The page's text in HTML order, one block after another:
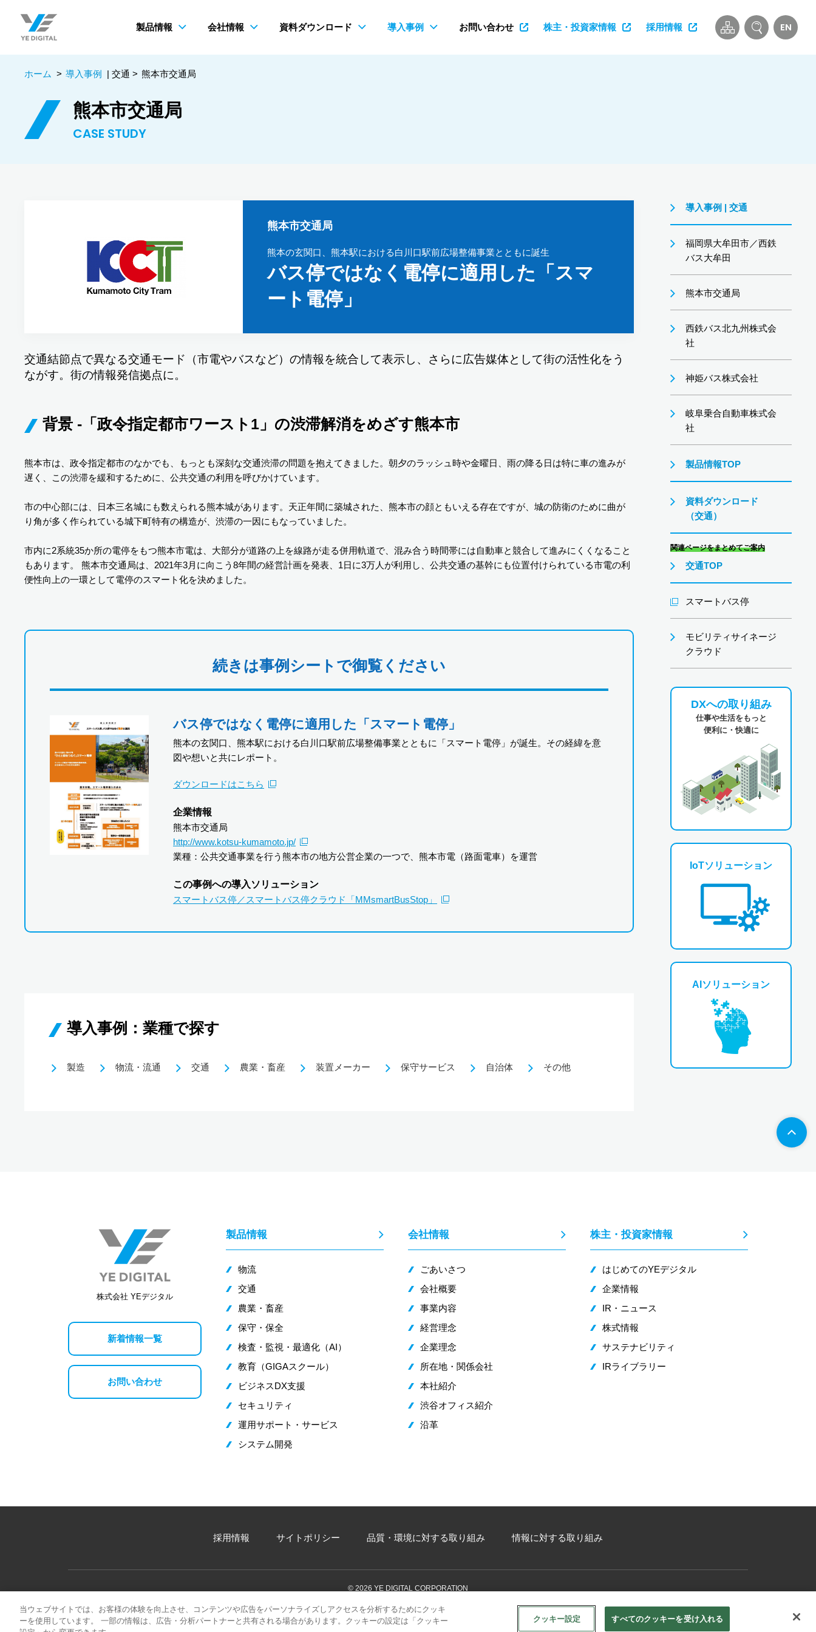
製品情報 会社情報 資料ダウンロード 導入事例 お問い合わせ 株主・投資家情報 採用情報 EN
ホーム > 導入事例 | 交通 > 熊本市交通局
熊本市交通局
CASE STUDY
熊本市交通局
熊本の玄関口、熊本駅における白川口駅前広場整備事業とともに誕生
バス停ではなく電停に適用した「スマ
ート電停」
交通結節点で異なる交通モード（市電やバスなど）の情報を統合して表示し、さらに広告媒体として街の活性化をう
ながす。街の情報発信拠点に。
背景 -「政令指定都市ワースト1」の渋滞解消をめざす熊本市
熊本市は、政令指定都市のなかでも、もっとも深刻な交通渋滞の問題を抱えてきました。朝夕のラッシュ時や金曜日、雨の降る日は特に車の進みが
遅く、この渋滞を緩和するために、公共交通の利用を呼びかけています。
市の中心部には、日本三名城にも数えられる熊本城があります。天正年間に築城された、熊本市の顔ともいえる存在ですが、城の防衛のために曲が
り角が多く作られている城下町特有の構造が、渋滞の一因にもなっていました。
市内に2系統35か所の電停をもつ熊本市電は、大部分が道路の上を線路が走る併用軌道で、混み合う時間帯には自動車と競合して進みにくくなること
もあります。 熊本市交通局は、2021年3月に向こう8年間の経営計画を発表、1日に3万人が利用し、公共交通の基幹にも位置付けられている市電の利
便性向上の一環として電停のスマート化を決めました。
続きは事例シートで御覧ください
バス停ではなく電停に適用した「スマート電停」
熊本の玄関口、熊本駅における白川口駅前広場整備事業とともに「スマート電停」が誕生。その経緯を意
図や想いと共にレポート。
ダウンロードはこちら
企業情報
熊本市交通局
http://www.kotsu-kumamoto.jp/
業種：公共交通事業を行う熊本市の地方公営企業の一つで、熊本市電（路面電車）を運営
この事例への導入ソリューション
スマートバス停／スマートバス停クラウド「MMsmartBusStop」
導入事例：業種で探す
製造 物流・流通 交通 農業・畜産 装置メーカー 保守サービス 自治体 その他
導入事例 | 交通
福岡県大牟田市／西鉄
バス大牟田
熊本市交通局
西鉄バス北九州株式会
社
神姫バス株式会社
岐阜乗合自動車株式会
社
製品情報TOP
資料ダウンロード
（交通）
関連ページをまとめてご案内
交通TOP
スマートバス停
モビリティサイネージ
クラウド
DXへの取り組み
仕事や生活をもっと
便利に・快適に
IoTソリューション
AIソリューション
株式会社 YEデジタル
新着情報一覧
お問い合わせ
製品情報
物流
交通
農業・畜産
保守・保全
検査・監視・最適化（AI）
教育（GIGAスクール）
ビジネスDX支援
セキュリティ
運用サポート・サービス
システム開発
会社情報
ごあいさつ
会社概要
事業内容
経営理念
企業理念
所在地・関係会社
本社紹介
渋谷オフィス紹介
沿革
株主・投資家情報
はじめてのYEデジタル
企業情報
IR・ニュース
株式情報
サステナビリティ
IRライブラリー
採用情報 サイトポリシー 品質・環境に対する取り組み 情報に対する取り組み
© 2026 YE DIGITAL CORPORATION
スマートバス停についてお問い合わせ
0120-091-099 Web からのお問い合わせ 事例シート
当ウェブサイトでは、お客様の体験を向上させ、コンテンツや広告をパーソナライズしアクセスを分析するためにクッキ
ーを使用しています。 一部の情報は、広告・分析パートナーと共有される場合があります。クッキーの設定は「クッキー
クッキー設定 すべてのクッキーを受け入れる